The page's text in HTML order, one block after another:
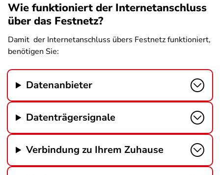
Wie funktioniert der Internetanschluss
über das Festnetz?
Damit der Internetanschluss übers Festnetz funktioniert,
benötigen Sie:
Datenanbieter
Datenträgersignale
Verbindung zu Ihrem Zuhause